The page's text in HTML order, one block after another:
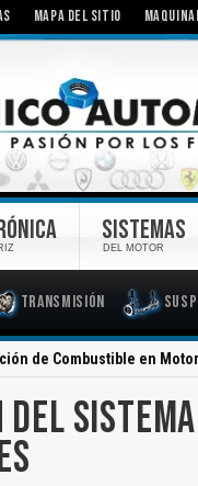
MAPA DEL SITIO
Transmisión
SISTEMAS
DEL MOTOR
de Combustible en